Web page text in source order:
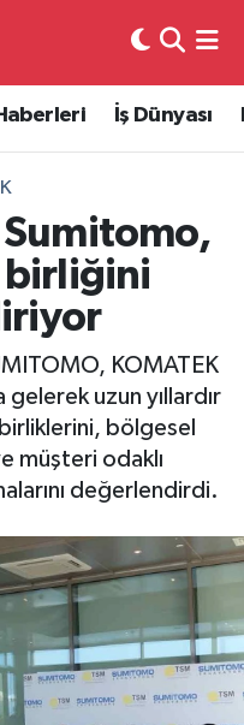
İş Dünyası
Sumitomo,
birliğini
KOMATEK
uzun yıllardır
bölgesel
müşteri odaklı
değerlendirdi.
Fikstür